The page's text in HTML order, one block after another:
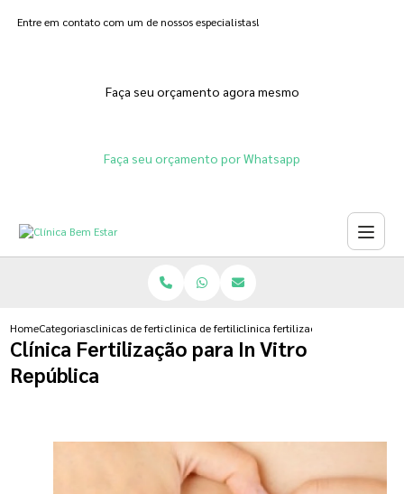
Entre em contato com um de nossos especialistas!
Faça seu orçamento agora mesmo
Faça seu orçamento por Whatsapp
HomeCategoriasclinicas de fertilizacoesclinica de fertilizacao in vitroclinica fertilizacao para in vitro
Clínica Fertilização para In Vitro
República